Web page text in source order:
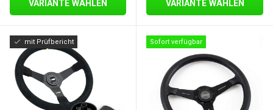
VARIANTE WÄHLEN VARIANTE WÄHLEN
mit Prüfbericht Sofort verfügbar